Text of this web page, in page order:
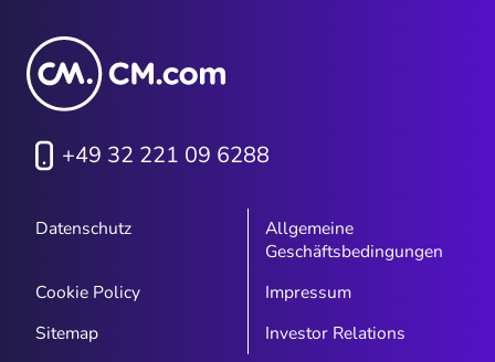
+49 32 221 09 6288
Datenschutz
Allgemeine
Geschäftsbedingungen
Cookie Policy
Impressum
Sitemap
Investor Relations